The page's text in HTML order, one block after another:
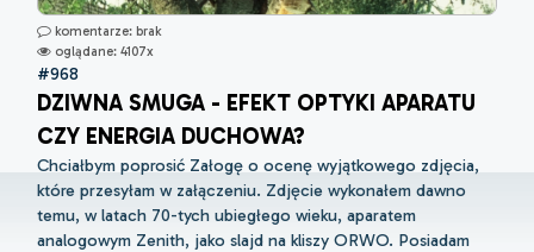
komentarze: brak
oglądane: 4107x
#968
DZIWNA SMUGA - EFEKT OPTYKI APARATU
CZY ENERGIA DUCHOWA?
Chciałbym poprosić Załogę o ocenę wyjątkowego zdjęcia,
które przesyłam w załączeniu. Zdjęcie wykonałem dawno
temu, w latach 70-tych ubiegłego wieku, aparatem
analogowym Zenith, jako slajd na kliszy ORWO. Posiadam